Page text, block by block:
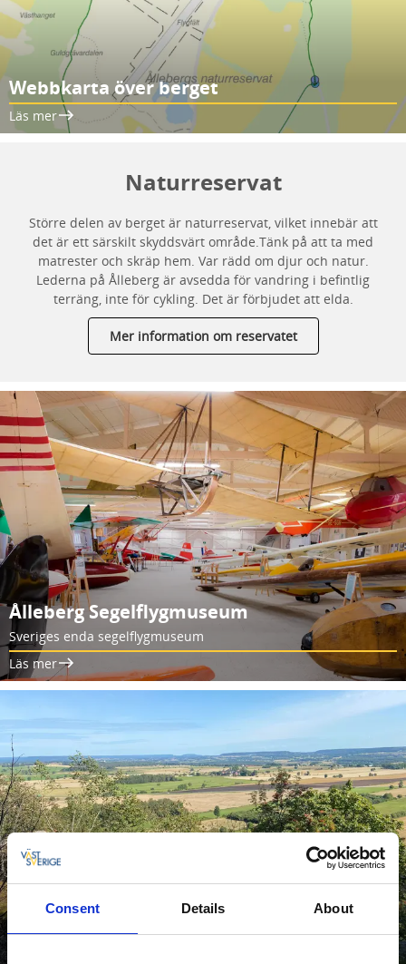
Consent Details About
Webbkarta över berget
Läs mer
Naturreservat
Större delen av berget är naturreservat, vilket innebär att
det är ett särskilt skyddsvärt område.Tänk på att ta med
matrester och skräp hem. Var rädd om djur och natur.
Lederna på Ålleberg är avsedda för vandring i befintlig
terräng, inte för cykling. Det är förbjudet att elda.
Mer information om reservatet
Ålleberg Segelflygmuseum
Sveriges enda segelflygmuseum
Läs mer
Platåbergens Geopark
Sveriges första Unesco globala geopark. Ålleberg är ett av de 15
platåberg som ingår i geoparken.